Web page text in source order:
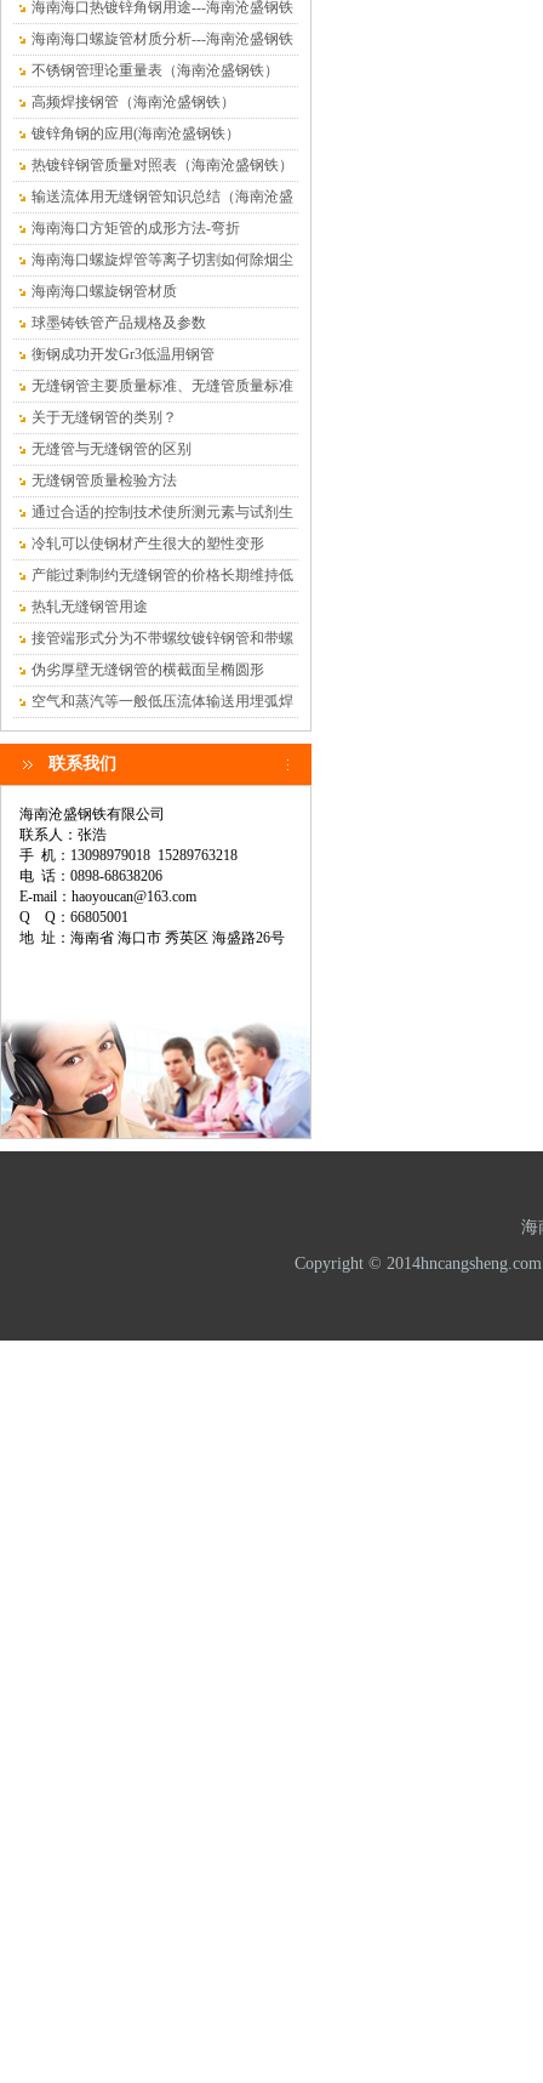
海南海口热镀锌角钢用途---海南沧盛钢铁
海南海口螺旋管材质分析---海南沧盛钢铁
不锈钢管理论重量表（海南沧盛钢铁）
高频焊接钢管（海南沧盛钢铁）
镀锌角钢的应用(海南沧盛钢铁）
热镀锌钢管质量对照表（海南沧盛钢铁）
输送流体用无缝钢管知识总结（海南沧盛
钢铁）
海南海口方矩管的成形方法-弯折
海南海口螺旋焊管等离子切割如何除烟尘
海南海口螺旋钢管材质
球墨铸铁管产品规格及参数
衡钢成功开发Gr3低温用钢管
无缝钢管主要质量标准、无缝管质量标准
关于无缝钢管的类别？
无缝管与无缝钢管的区别
无缝钢管质量检验方法
通过合适的控制技术使所测元素与试剂生
成有色络合物
冷轧可以使钢材产生很大的塑性变形
产能过剩制约无缝钢管的价格长期维持低
位
热轧无缝钢管用途
接管端形式分为不带螺纹镀锌钢管和带螺
纹镀锌钢管
伪劣厚壁无缝钢管的横截面呈椭圆形
空气和蒸汽等一般低压流体输送用埋弧焊
钢管
联系我们
海南沧盛钢铁有限公司
联系人：张浩
手 机：13098979018 15289763218
电 话：0898-68638206
E-mail：haoyoucan@163.com
Q Q：66805001
地 址：海南省 海口市 秀英区 海盛路26号
海
Copyright ©